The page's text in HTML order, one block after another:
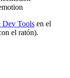
Dev Tools en el
el ratón).